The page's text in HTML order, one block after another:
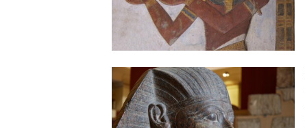
Image